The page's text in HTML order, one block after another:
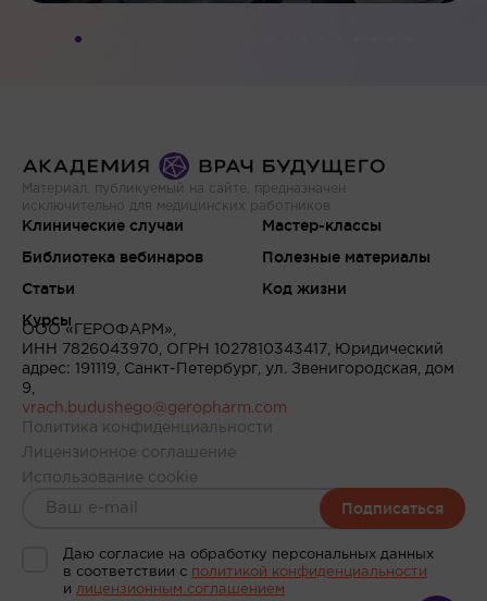
Материал, публикуемый на сайте, предназначен
исключительно для медицинских работников
Клинические случаи
Библиотека вебинаров
Статьи
Курсы
Мастер-классы
Полезные материалы
Код жизни
ООО «ГЕРОФАРМ»,
ИНН 7826043970, ОГРН 1027810343417, Юридический
адрес: 191119, Санкт-Петербург, ул. Звенигородская, дом
9,
vrach.budushego@geropharm.com
Политика конфиденциальности
Лицензионное соглашение
Использование cookie
Подписаться
Даю согласие на обработку персональных данных
в соответствии c политикой конфиденциальности
и лицензионным соглашением